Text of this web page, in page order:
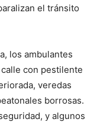
el tránsito
los ambulantes
con pestilente
veredas
borrosas.
y algunos